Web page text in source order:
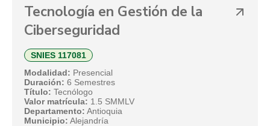
Tecnología en Gestión de la
Ciberseguridad
SNIES 117081
Modalidad: Presencial
Duración: 6 Semestres
Título: Tecnólogo
Valor matrícula: 1.5 SMMLV
Departamento: Antioquia
Municipio: Alejandría